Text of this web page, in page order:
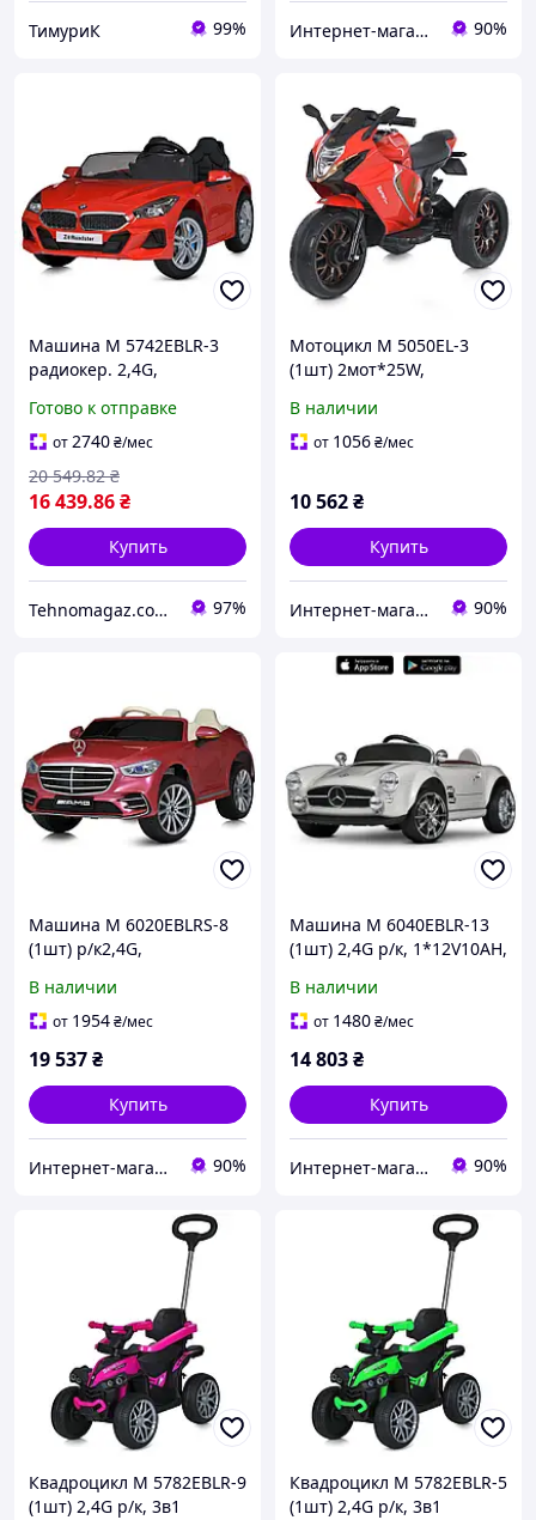
ТимуриК 99% Интернет-магазин, студия "ФанФарт" 90%
Машина M 5742EBLR-3
радиокер. 2,4G,
кол.EVA,
кож.сид.,муз.,свет,красны
й
Готово к отправке
от2740₴/мес
16 439.86₴
20 549.82 ₴
Купить
Tehnomagaz.com.ua - это передовой интернет-магазин, специализирующийся на продаже техники 97%
Мотоцикл M 5050EL-3
(1шт) 2мот*25W,
MP3, USB, EVA,шкiра,
червоний
В наличии
от 1056₴/мес
10 562₴
Купить
Интернет-магазин, студия "ФанФарт" 90%
Машина M 6020EBLRS-8
(1шт) р/к2,4G,
MP3, USB, TF, BLUETOOTH,
APP, EVA, шкіра, музика,
В наличии
от 1954₴/мес
19 537₴
Купить
Интернет-магазин, студия "ФанФарт" 90%
Машина M 6040EBLR-13
(1шт) 2,4G р/к, 1*12V10AH,
BLUETOOTH, EVA, шкіра,
музика, світло, бежевий
В наличии
от 1480₴/мес
14 803₴
Купить
Интернет-магазин, студия "ФанФарт" 90%
Квадроцикл M 5782EBLR-9
(1шт) 2,4G р/к, 3в1
Квадроцикл M 5782EBLR-5
(1шт) 2,4G р/к, 3в1